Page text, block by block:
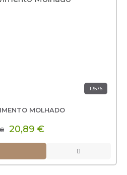
T3576
MOLHADO
20,89 €